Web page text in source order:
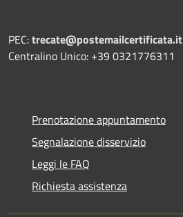
PEC:trecate@postemailcertificata.it
Centralino Unico: +39 0321776311
Prenotazione appuntamento
Segnalazione disservizio
Leggi le FAQ
Richiesta assistenza